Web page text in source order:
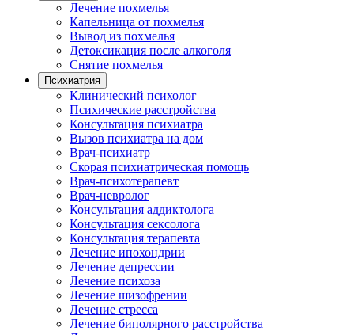
Лечение похмелья
Капельница от похмелья
Вывод из похмелья
Детоксикация после алкоголя
Снятие похмелья
Психиатрия
Клинический психолог
Психические расстройства
Консультация психиатра
Вызов психиатра на дом
Врач-психиатр
Скорая психиатрическая помощь
Врач-психотерапевт
Врач-невролог
Консультация аддиктолога
Консультация сексолога
Консультация терапевта
Лечение ипохондрии
Лечение депрессии
Лечение психоза
Лечение шизофрении
Лечение стресса
Лечение биполярного расстройства